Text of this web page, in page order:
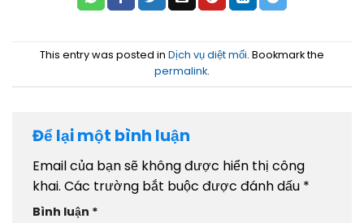
This entry was posted in Dịch vụ diệt mối. Bookmark the
permalink.
Để lại một bình luận
Email của bạn sẽ không được hiển thị công
khai. Các trường bắt buộc được đánh dấu *
Bình luận *